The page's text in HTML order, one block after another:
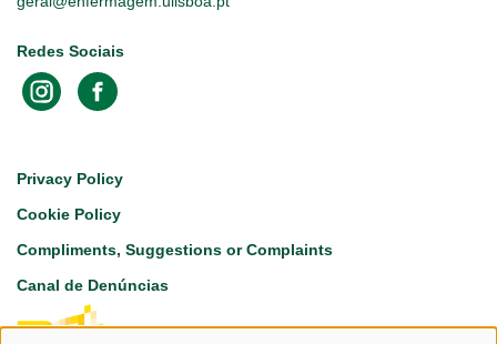
Redes Sociais
Footer
Privacy Policy
Cookie Policy
Compliments, Suggestions or Complaints
Canal de Denúncias